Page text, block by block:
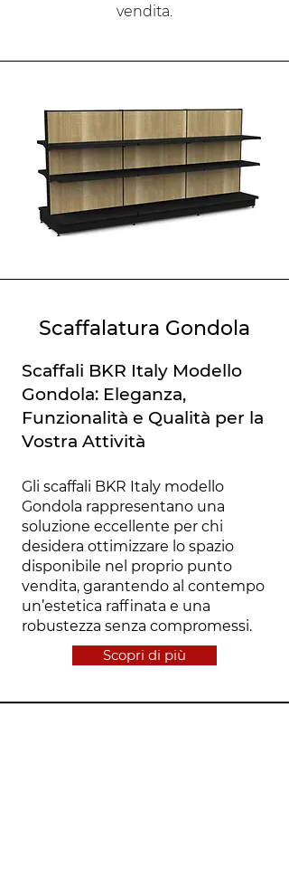
vendita.
Scaffalatura Gondola
Scaffali BKR Italy Modello
Gondola: Eleganza,
Funzionalità e Qualità per la
Vostra Attività
Gli scaffali BKR Italy modello
Gondola rappresentano una
soluzione eccellente per chi
desidera ottimizzare lo spazio
disponibile nel proprio punto
vendita, garantendo al contempo
un’estetica raffinata e una
robustezza senza compromessi.
Scopri di più